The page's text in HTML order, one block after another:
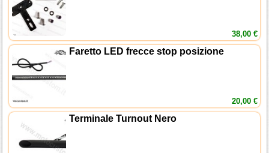
38,00 €
Faretto LED frecce stop posizione
20,00 €
Terminale Turnout Nero